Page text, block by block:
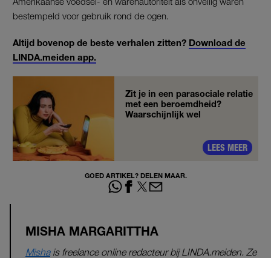
bestempeld voor gebruik rond de ogen.
Altijd bovenop de beste verhalen zitten? Download de
LINDA.meiden app.
Zit je in een parasociale relatie
met een beroemdheid?
Waarschijnlijk wel
LEES MEER
GOED ARTIKEL? DELEN MAAR.
MISHA MARGARITTHA
Mishais freelance online redacteur bij LINDA.meiden. Ze